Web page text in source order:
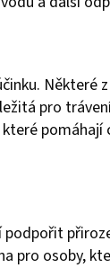
Některé
pro
podpořit
pro osoby,